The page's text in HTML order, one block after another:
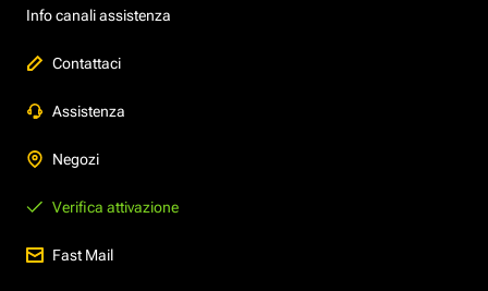
Info canali assistenza
Contattaci
Assistenza
Negozi
Verifica attivazione
Fast Mail